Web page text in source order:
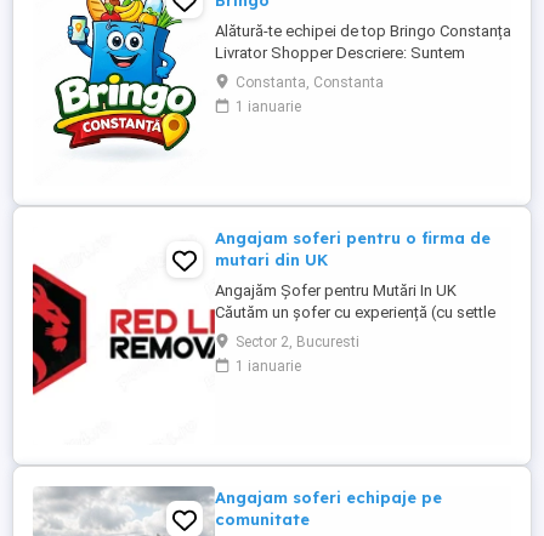
Alătură-te echipei de top Bringo Constanța
Livrator Shopper Descriere: Suntem
echipa de top Bringo din Constanța,
fruntași la număr de comenzi, target-uri
atinse și tips-uri primite de la clienți. Acum
Constanta, Constanta
1 ianuarie
Angajam soferi pentru o firma de
mutari din UK
Angajăm Șofer pentru Mutări In UK
Căutăm un șofer cu experiență (cu settle
sau pre-settle status în UK), serios,
punctual și cu responsabilitate. Dacă știi
să conduci bine, să ai grijă de marfa
Sector 2, Bucuresti
1 ianuarie
Angajam soferi echipaje pe
comunitate